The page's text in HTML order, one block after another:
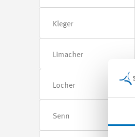
Kleger
Limacher
Locher
Senn